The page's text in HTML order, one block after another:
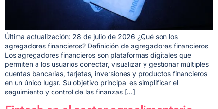
Última actualización: 28 de julio de 2026 ¿Qué son los
agregadores financieros? Definición de agregadores financieros
Los agregadores financieros son plataformas digitales que
permiten a los usuarios conectar, visualizar y gestionar múltiples
cuentas bancarias, tarjetas, inversiones y productos financieros
en un único lugar. Su objetivo principal es simplificar el
seguimiento y control de las finanzas […]